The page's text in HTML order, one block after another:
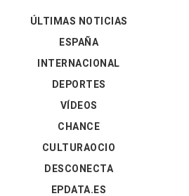
ÚLTIMAS NOTICIAS
ESPAÑA
INTERNACIONAL
DEPORTES
VÍDEOS
CHANCE
CULTURAOCIO
DESCONECTA
EPDATA.ES